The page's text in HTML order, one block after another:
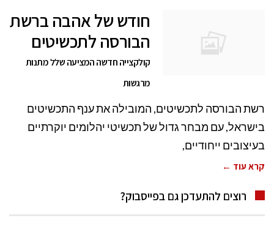
חודש של אהבה ברשת
הבורסה לתכשיטים
קולקצייה חדשה המציעה שלל מתנות
מרגשות
רשת הבורסה לתכשיטים, המובילה את ענף התכשיטים
בישראל, עם מבחר גדול של תכשיטי יהלומים יוקרתיים
בעיצובים ייחודיים,
קרא עוד ←
רוצים להתעדכן גם בפייסבוק?